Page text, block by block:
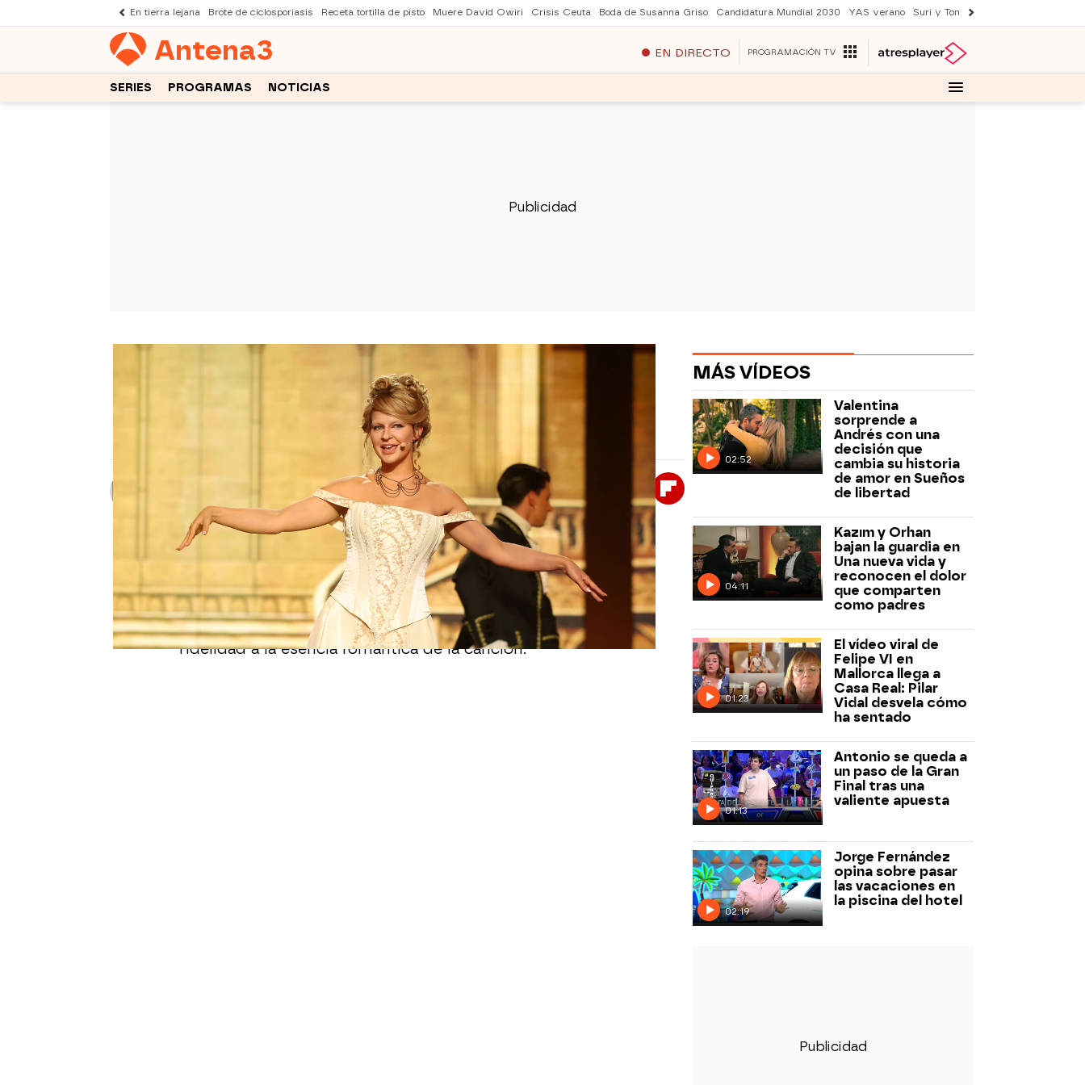
En tierra lejana Brote de ciclosporiasis Receta tortilla de pisto Muere David Owiri Crisis Ceuta Boda de Susanna Griso Candidatura Mundial 2030 YAS verano Suri y Tom Cruise
Antena3 EN DIRECTO PROGRAMACIÓN TV
SERIES PROGRAMAS NOTICIAS
Laura Escanes deslumbra como Taylor Swift
La creadora de contenido debutó en Tu cara me suena transformándose en Taylor Swift,
Publicado:23 de junio de 2025, 10:39
WhatsappFacebook
X Flipboard
Laura Escanes sorprendió al público al interpretar‘Love
, ambientando su actuación en un auténtico cuento de
hadas enTu cara me suena.
La actuación ha sido aplaudida por su cuidado visual y su
fidelidad a la esencia romántica de la canción.
MÁS VÍDEOS
02:52
Valentina
sorprende a
Andrés con una
decisión que
cambia su historia
de amor en Sueños
de libertad
04:11
Kazım y Orhan
bajan la guardia en
Una nueva vida y
reconocen el dolor
que comparten
como padres
01:23
El vídeo viral de
Felipe VI en
Mallorca llega a
Casa Real: Pilar
Vidal desvela cómo
ha sentado
01:13
Antonio se queda a
un paso de la Gran
Final tras una
valiente apuesta
02:19
Jorge Fernández
opina sobre pasar
las vacaciones en
la piscina del hotel